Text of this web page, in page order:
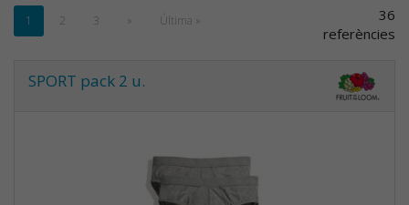
36
referències
1 2 3 » Última »
SPORT pack 2 u.